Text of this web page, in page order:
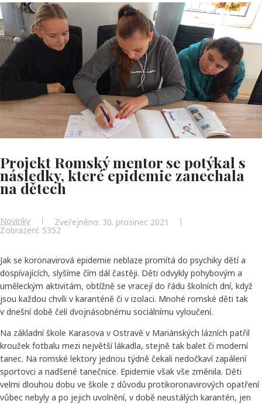
Projekt Romský mentor se potýkal s
následky, které epidemie zanechala
na dětech
Novinky Zveřejněno: 30. prosinec 2021
Zobrazení: 5352
Jak se koronavirová epidemie neblaze promítá do psychiky dětí a
dospívajících, slyšíme čím dál častěji. Děti odvykly pohybovým a
uměleckým aktivitám, obtížně se vracejí do řádu školních dní, když
jsou každou chvíli v karanténě či v izolaci. Mnohé romské děti tak
v dnešní době čelí dvojnásobnému sociálnímu vyloučení.
Na základní škole Karasova v Ostravě v Mariánských lázních patřil
kroužek fotbalu mezi největší lákadla, stejně tak balet či moderní
tanec. Na romské lektory jednou týdně čekali nedočkaví zapálení
sportovci a nadšené tanečnice. Epidemie však vše změnila. Děti
velmi dlouhou dobu ve škole z důvodu protikoronavirových opatření
vůbec nebyly a po jejich uvolnění, v době neustálých karantén, jen